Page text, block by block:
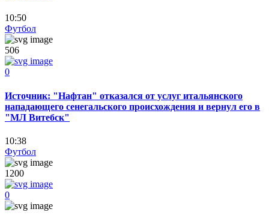
10:50
Футбол
506
0
Источник: "Нафтан" отказался от услуг итальянского
нападающего сенегальского происхождения и вернул его в
"МЛ Витебск"
10:38
Футбол
1200
0